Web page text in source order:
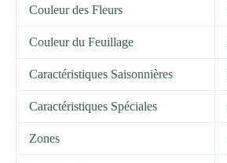
Couleur des Fleurs
Couleur du Feuillage
Caractéristiques Saisonnières
Caractéristiques Spéciales
Zones